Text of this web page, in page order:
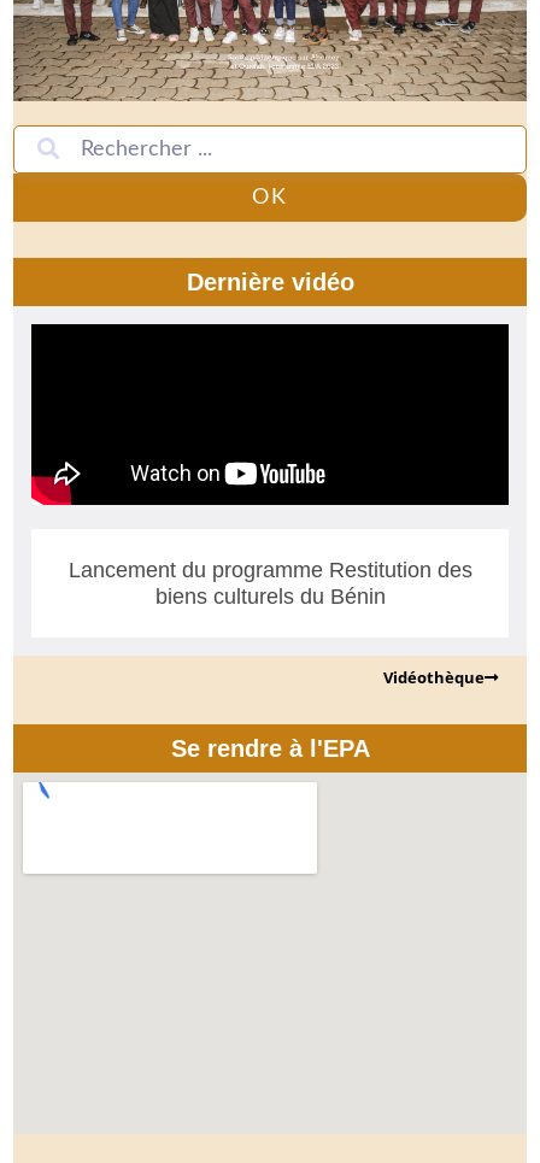
OK
Dernière vidéo
Lancement du programme Restitution des
biens culturels du Bénin
Vidéothèque
Se rendre à l'EPA